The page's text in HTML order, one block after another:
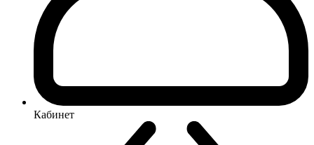
Кабинет